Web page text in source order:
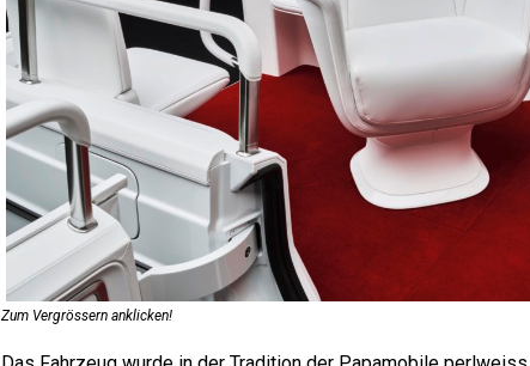
Zum Vergrössern anklicken!